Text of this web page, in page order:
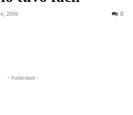
2006 0
- Publicidad -